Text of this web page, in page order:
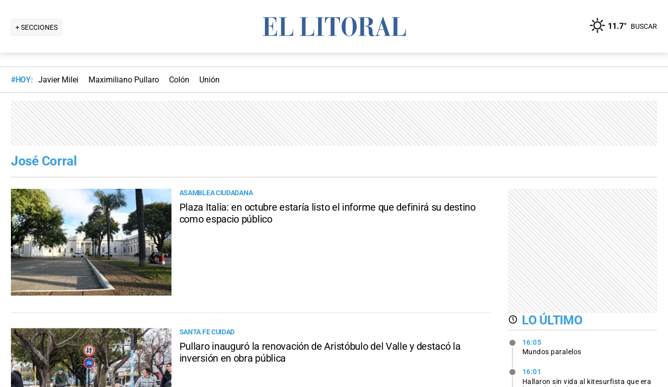
+ SECCIONES 11.7° BUSCAR
#HOY: Javier Milei Maximiliano Pullaro Colón Unión
José Corral
ASAMBLEA CIUDADANA
Plaza Italia: en octubre estaría listo el informe que definirá su destino
como espacio público
SANTA FE CUIDAD
Pullaro inauguró la renovación de Aristóbulo del Valle y destacó la
inversión en obra pública
LO ÚLTIMO
16:05
Mundos paralelos
16:01
Hallaron sin vida al kitesurfista que era